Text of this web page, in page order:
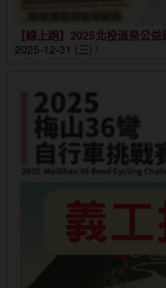
【線上跑】2025北投溫泉公益
2025-12-31 (三) /